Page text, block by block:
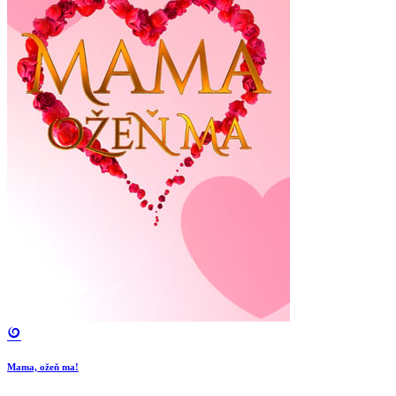
Mama, ožeň ma!